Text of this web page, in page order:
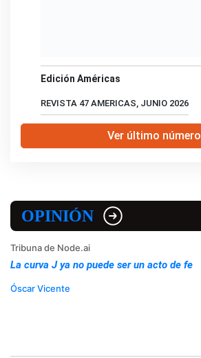
Edición Américas
REVISTA 47 AMERICAS, JUNIO 2026
Ver último número
OPINIÓN
Tribuna de Node.ai
La curva J ya no puede ser un acto de fe
Óscar Vicente